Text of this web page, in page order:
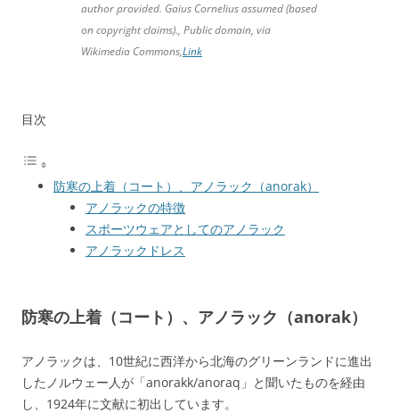
author provided. Gaius Cornelius assumed (based
on copyright claims)., Public domain, via
Wikimedia Commons,Link
目次
防寒の上着（コート）、アノラック（anorak）
アノラックの特徴
スポーツウェアとしてのアノラック
アノラックドレス
防寒の上着（コート）、アノラック（anorak）
アノラックは、10世紀に西洋から北海のグリーンランドに進出
したノルウェー人が「anorakk/anoraq」と聞いたものを経由
し、1924年に文献に初出しています。